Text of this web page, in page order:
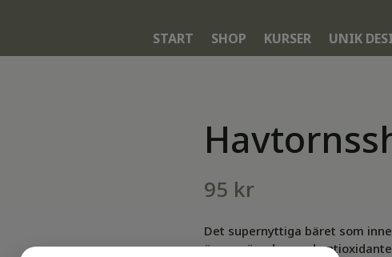
START SHOP KURSER UNIK
95 kr
Det supernyttiga bäret som
även mängder med